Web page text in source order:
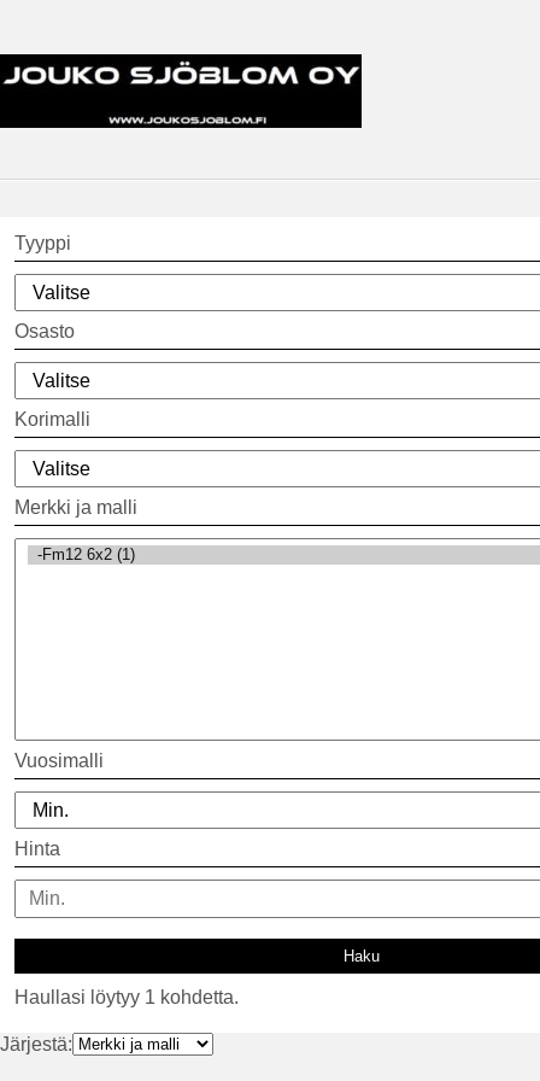
Tyyppi
Osasto
Korimalli
Merkki ja malli
Vuosimalli
Hinta
Haullasi löytyy 1 kohdetta.
Järjestä: